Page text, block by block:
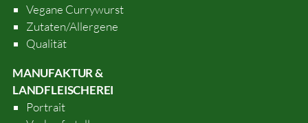
Vegane Currywurst
Zutaten/Allergene
Qualität
MANUFAKTUR &
LANDFLEISCHEREI
Portrait